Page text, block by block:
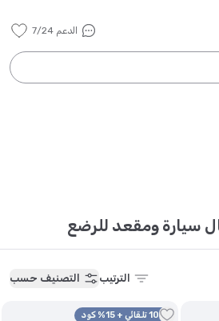
الدعم 7/24
سيارة ومقعد للرضع
الترتيب التصنيف حسب
10% تلقائي + 15% كود